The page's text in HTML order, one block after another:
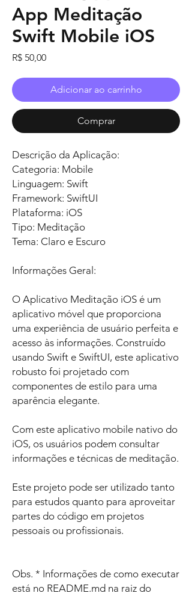
App Meditação
Swift Mobile iOS
R$ 50,00Preço
Adicionar ao carrinho
Comprar
Descrição da Aplicação:
Categoria: Mobile
Linguagem: Swift
Framework: SwiftUI
Plataforma: iOS
Tipo: Meditação
Tema: Claro e Escuro
Informações Geral:
O Aplicativo Meditação iOS é um
aplicativo móvel que proporciona
uma experiência de usuário perfeita e
acesso às informações. Construído
usando Swift e SwiftUI, este aplicativo
robusto foi projetado com
componentes de estilo para uma
aparência elegante.
Com este aplicativo mobile nativo do
iOS, os usuários podem consultar
informações e técnicas de meditação.
Este projeto pode ser utilizado tanto
para estudos quanto para aproveitar
partes do código em projetos
pessoais ou profissionais.
Obs. * Informações de como executar
está no README.md na raiz do